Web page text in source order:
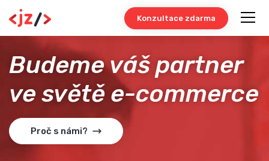
Konzultace zdarma
Budeme váš partner
ve světě e-commerce
Proč s námi?